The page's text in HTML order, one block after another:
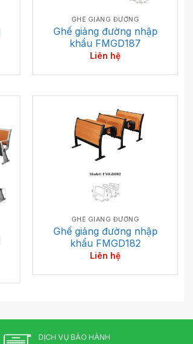
GHẾ GIẢNG ĐƯỜNG
Ghế giảng đường nhập
khẩu FMGD187
Liên hệ
GHẾ GIẢNG ĐƯỜNG
Ghế giảng đường nhập
khẩu FMGD182
Liên hệ
DỊCH VỤ BẢO HÀNH